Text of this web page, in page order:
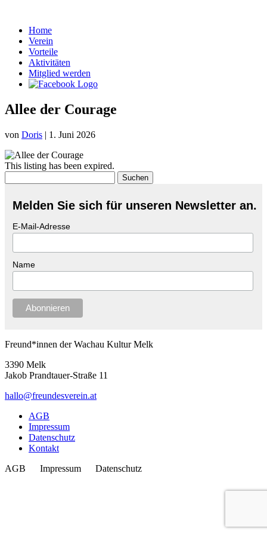
Home
Verein
Vorteile
Aktivitäten
Mitglied werden
Allee der Courage
von Doris | 1. Juni 2026
This listing has been expired.
nach:
Melden Sie sich für unseren Newsletter an.
E-Mail-Adresse
Name
Freund*innen der Wachau Kultur Melk
3390 Melk
Jakob Prandtauer-Straße 11
hallo@freundesverein.at
AGB
Impressum
Datenschutz
Kontakt
AGB Impressum Datenschutz